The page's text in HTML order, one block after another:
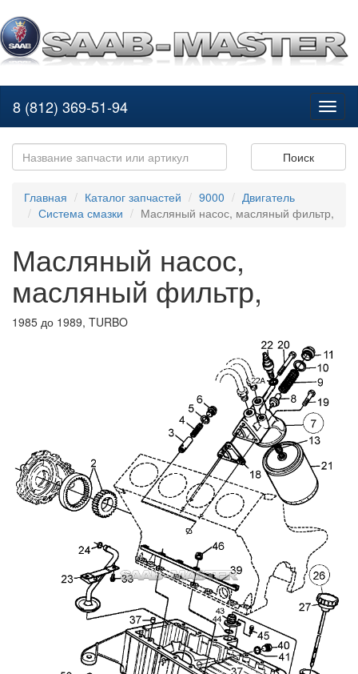
8 (812) 369-51-94
Поиск
Главная Каталог запчастей 9000
Двигатель
Система смазки
Масляный насос, масляный фильтр,
Масляный насос,
масляный фильтр,
1985 до 1989, TURBO